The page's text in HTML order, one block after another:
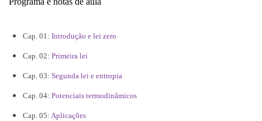
Cap. 01: Introdução e lei zero
Cap. 02: Primeira lei
Cap. 03: Segunda lei e entropia
Cap. 04: Potenciais termodinâmicos
Cap. 05: Aplicações